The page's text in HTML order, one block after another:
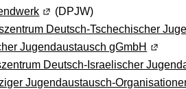
(Wird in einem neuen Fenster
(DPJW)
Deutsch-Tschechischer
Jugendaustausch gGmbH (Wird
Deutsch-Israelischer
Jugendaustausch-